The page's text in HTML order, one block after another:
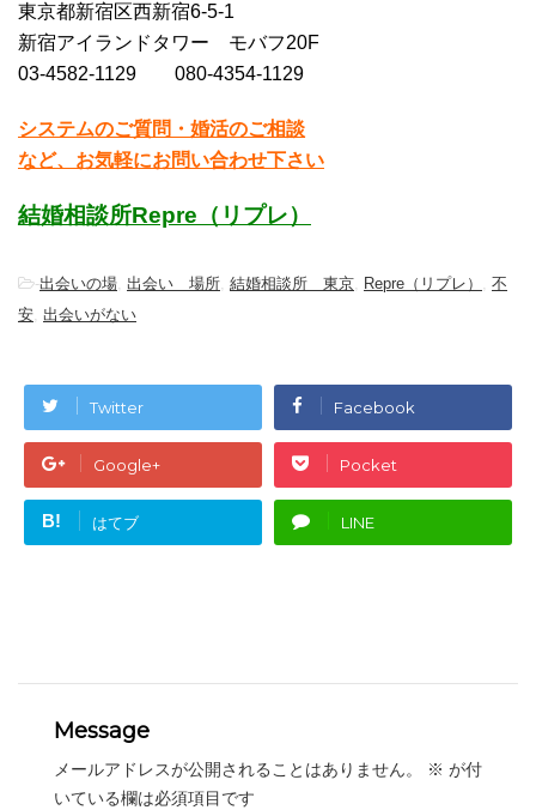
東京都新宿区西新宿6-5-1
新宿アイランドタワー モバフ20F
03-4582-1129 080-4354-1129
システムのご質問・婚活のご相談
など、お気軽にお問い合わせ下さい
結婚相談所Repre（リプレ）
-出会いの場, 出会い 場所, 結婚相談所 東京, Repre（リプレ） , 不
安, 出会いがない
Twitter Facebook
Google+ Pocket
B! はてブ LINE
Message
メールアドレスが公開されることはありません。 ※ が付
いている欄は必須項目です